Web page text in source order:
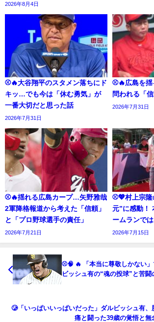
2026年8月4日
⚾🔥大谷翔平のスタメン落ちにド
キッ…でも今は「休む勇気」が
一番大切だと思った話
2026年7月31日
⚾🔥広島を
問われる「
2026年7月31日
⚾🔥揺れる広島カープ…矢野雅哉
2軍降格報道から考えた「信頼」
と「プロ野球選手の責任」
2026年7月21日
⚾💖村上宗
元”に感動！
ームランで
2026年7月15日
⚾🧠 🔥 「本当に尊敬しかない
ビッシュ有の“魂の投球”と苦闘
🥲「いっぱいいっぱいだった」ダルビッシュ有、
痛と闘った39歳の覚悟と無